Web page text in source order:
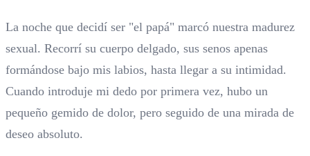
La noche que decidí ser "el papá" marcó nuestra madurez
sexual. Recorrí su cuerpo delgado, sus senos apenas
formándose bajo mis labios, hasta llegar a su intimidad.
Cuando introduje mi dedo por primera vez, hubo un
pequeño gemido de dolor, pero seguido de una mirada de
deseo absoluto.